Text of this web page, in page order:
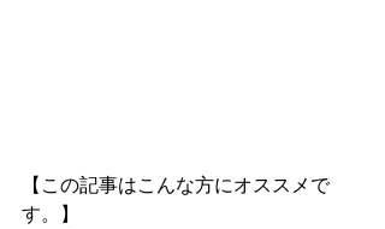
【この記事はこんな方にオススメで
す。】